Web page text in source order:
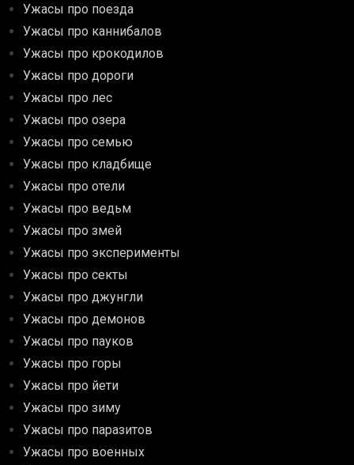
Ужасы про поезда
Ужасы про каннибалов
Ужасы про крокодилов
Ужасы про дороги
Ужасы про лес
Ужасы про озера
Ужасы про семью
Ужасы про кладбище
Ужасы про отели
Ужасы про ведьм
Ужасы про змей
Ужасы про эксперименты
Ужасы про секты
Ужасы про джунгли
Ужасы про демонов
Ужасы про пауков
Ужасы про горы
Ужасы про йети
Ужасы про зиму
Ужасы про паразитов
Ужасы про военных